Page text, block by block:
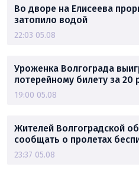
Во дворе на Елисеева
затопило водой
22:03 05.08
Уроженка Волгограда
лотерейному билету за 20
19:00 05.08
Жителей Волгоградской
сообщать о пролетах
23:37 05.08